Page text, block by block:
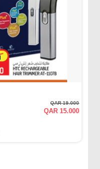
QAR 19.000
QAR 15.000